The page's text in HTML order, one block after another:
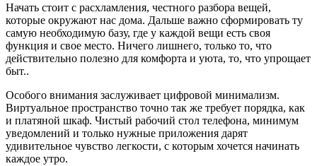
Начать стоит с расхламления, честного разбора вещей,
которые окружают нас дома. Дальше важно сформировать ту
самую необходимую базу, где у каждой вещи есть своя
функция и свое место. Ничего лишнего, только то, что
действительно полезно для комфорта и уюта, то, что упрощает
быт..
Особого внимания заслуживает цифровой минимализм.
Виртуальное пространство точно так же требует порядка, как
и платяной шкаф. Чистый рабочий стол телефона, минимум
уведомлений и только нужные приложения дарят
удивительное чувство легкости, с которым хочется начинать
каждое утро.